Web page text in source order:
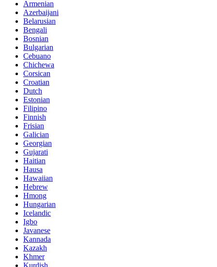
Armenian
Azerbaijani
Belarusian
Bengali
Bosnian
Bulgarian
Cebuano
Chichewa
Corsican
Croatian
Dutch
Estonian
Filipino
Finnish
Frisian
Galician
Georgian
Gujarati
Haitian
Hausa
Hawaiian
Hebrew
Hmong
Hungarian
Icelandic
Igbo
Javanese
Kannada
Kazakh
Khmer
Kurdish